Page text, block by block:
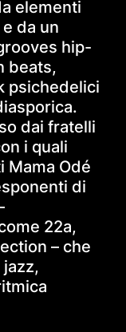
elementi
da un
hip-
beats,
psichedelici
dai fratelli
i quali
Mama Odé
di
22a,
– che